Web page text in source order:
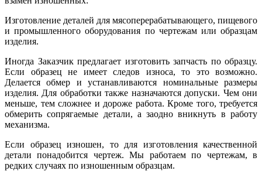
Изготовление деталей для мясоперерабатывающего, пищевого
и промышленного оборудования по чертежам или образцам
изделия.
Иногда Заказчик предлагает изготовить запчасть по образцу.
Если образец не имеет следов износа, то это возможно.
Делается обмер и устанавливаются номинальные размеры
изделия. Для обработки также назначаются допуски. Чем они
меньше, тем сложнее и дороже работа. Кроме того, требуется
обмерить сопрягаемые детали, а заодно вникнуть в работу
механизма.
Если образец изношен, то для изготовления качественной
детали понадобится чертеж. Мы работаем по чертежам, в
редких случаях по изношенным образцам.